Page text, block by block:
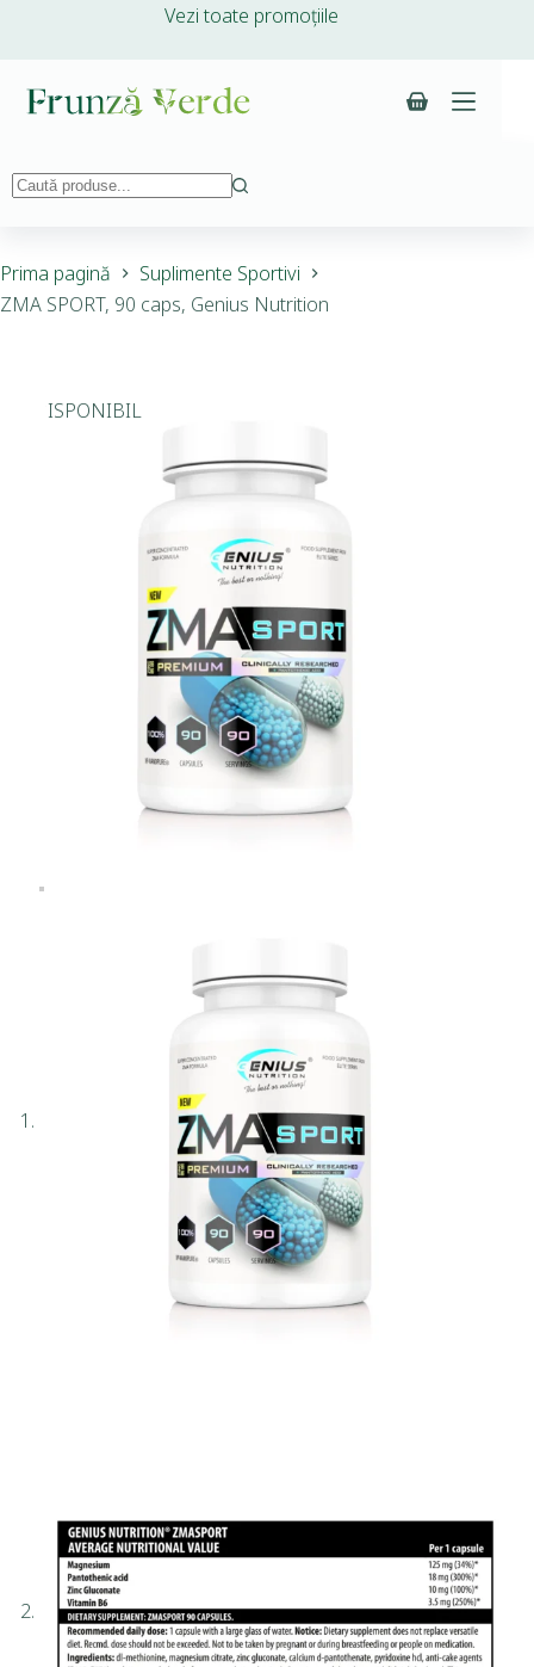
Vezi toate promoțiile
Prima pagină
Suplimente Sportivi
ZMA SPORT, 90 caps, Genius Nutrition
INDISPONIBIL